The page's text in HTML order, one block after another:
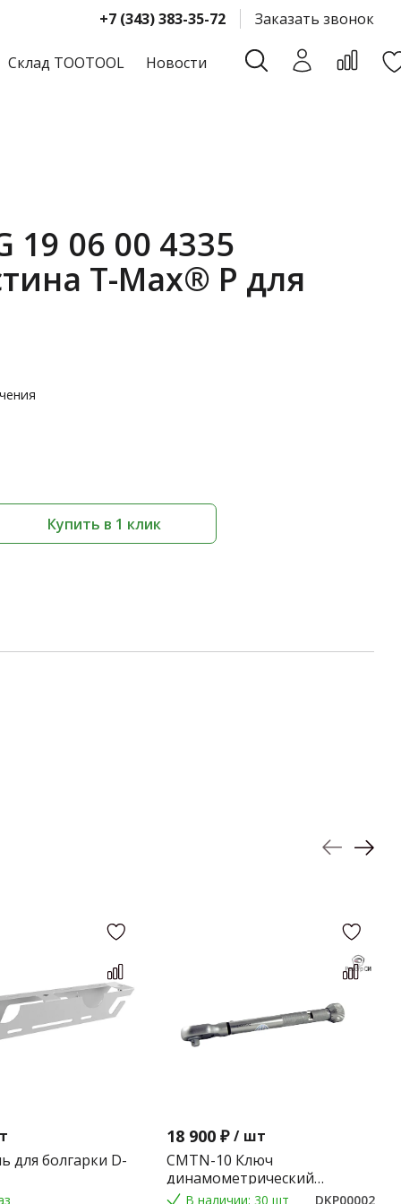
+7 (343) 383-35-72 Заказать звонок
Склад TOOTOOL Новости
19 06 00 4335
T-Max® P для
Купить в 1 клик
для болгарки D-
18 900 ₽ / шт
CMTN-10 Ключ
динамометрический
предельного типа 2-10 Nm.
В наличии: 30 шт
DKP00002